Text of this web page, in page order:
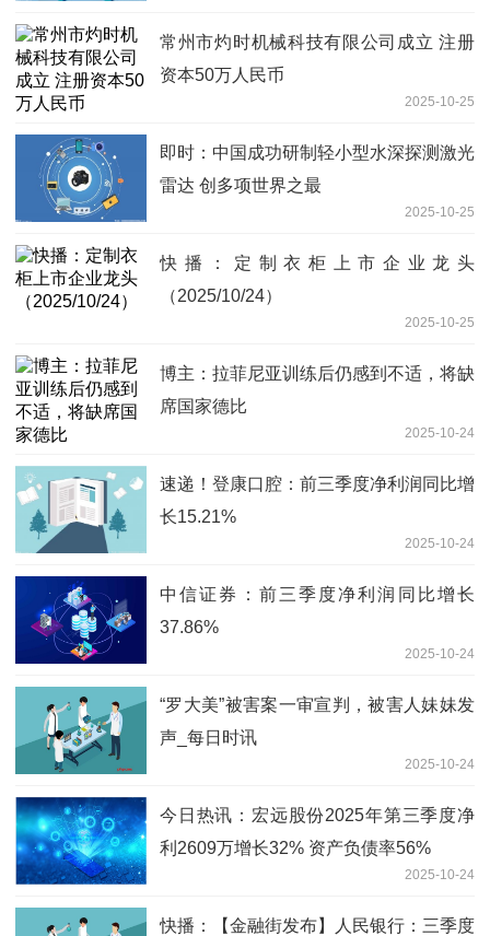
常州市灼时机械科技有限公司成立 注册
资本50万人民币
2025-10-25
即时：中国成功研制轻小型水深探测激光
雷达 创多项世界之最
2025-10-25
快播：定制衣柜上市企业龙头
（2025/10/24）
2025-10-25
博主：拉菲尼亚训练后仍感到不适，将缺
席国家德比
2025-10-24
速递！登康口腔：前三季度净利润同比增
长15.21%
2025-10-24
中信证券：前三季度净利润同比增长
37.86%
2025-10-24
“罗大美”被害案一审宣判，被害人妹妹发
声_每日时讯
2025-10-24
今日热讯：宏远股份2025年第三季度净
利2609万增长32% 资产负债率56%
2025-10-24
快播：【金融街发布】人民银行：三季度